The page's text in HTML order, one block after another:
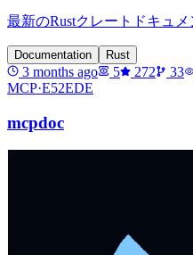
最新のRustクレートドキュ
Documentation Rust
3 months ago 5 272 33
MCP·E52EDE
mcpdoc